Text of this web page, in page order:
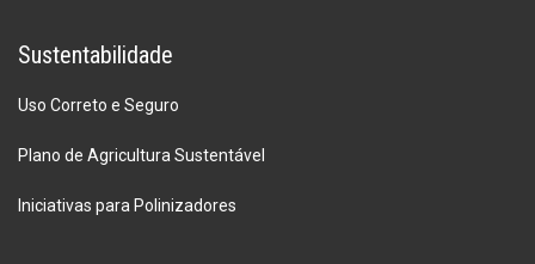
Sustentabilidade
Uso Correto e Seguro
Plano de Agricultura Sustentável
Iniciativas para Polinizadores